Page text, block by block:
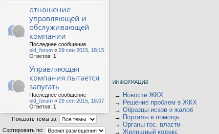
отношение
управляющей и
обслуживающей
компании
Последнее сообщение
old_forum « 29 сен 2015, 18:15
Ответов: 1
Управляющая
компания пытается
запугать
Последнее сообщение
old_forum « 29 сен 2015, 18:07
Ответов: 1
Показать темы за:
Сортировать по:
→ Новости ЖКХ
→ Решение проблем в ЖКХ
→ Образцы исков и жалоб
→ Порталы в помощь
→ Органы гос. власти
→ Жилищный кодекс